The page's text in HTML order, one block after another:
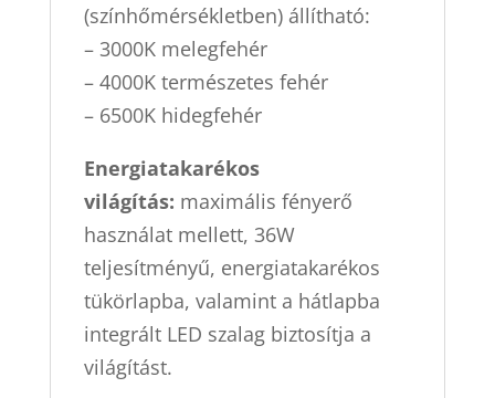
(színhőmérsékletben) állítható:
– 3000K melegfehér
– 4000K természetes fehér
– 6500K hidegfehér
Energiatakarékos
világítás: maximális fényerő
használat mellett, 36W
teljesítményű, energiatakarékos
tükörlapba, valamint a hátlapba
integrált LED szalag biztosítja a
világítást.